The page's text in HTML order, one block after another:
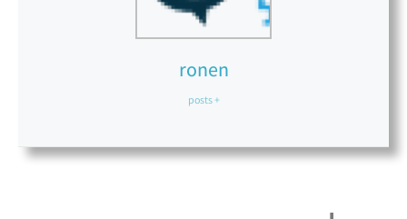
ronen
+ posts